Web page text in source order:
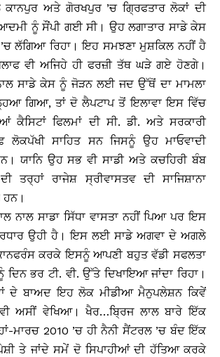
ਕਾਨਪੁਰ ਅਤੇ ਗੋਰਖਪੁਰ ’ਚ ਗ੍ਰਿਫਤਾਰ ਲੋਕਾਂ ਦੀ
ਆਦਮੀ ਨੂੰ ਸੌਂਪੀ ਗਈ ਸੀ। ਉਹ ਲਗਾਤਾਰ ਸਾਡੇ ਕੇਸ
ਲੱਗਿਆ ਰਿਹਾ। ਇਹ ਸਮਝਣਾ ਮੁਸ਼ਕਿਲ ਨਹੀਂ ਹੈ
ਵੀ ਅਜਿਹੇ ਹੀ ਫਰਜ਼ੀ ਤੱਥ ਘੜੇ ਗਏ ਹੋਣਗੇ।
ਸਾਡੇ ਕੇਸ ਨੂੰ ਜੋੜਨ ਲਈ ਜਦ ਉੱਥੋਂ ਦਾ ਮਾਮਲਾ
ਗਿਆ, ਤਾਂ ਦੋ ਲੈਪਟਾਪ ਤੋਂ ਇਲਾਵਾ ਇਸ ਵਿੱਚ
ਕੈਸਿਟਾਂ ਫਿਲਮਾਂ ਦੀ ਸੀ. ਡੀ. ਅਤੇ ਸਰਕਾਰੀ
ਲੋਕਪੱਖੀ ਸਾਹਿਤ ਸਨ ਜਿਸਨੂੰ ਉਹ ਮਾਓਵਾਦੀ
ਯਾਨਿ ਉਹ ਸਭ ਵੀ ਸਾਡੀ ਅਤੇ ਕਚਹਿਰੀ ਬੰਬ
ਤਰ੍ਹਾਂ ਰਾਜੇਸ਼ ਸ੍ਰੀਵਾਸਤਵ ਦੀ ਸਾਜਿਸ਼ਾਨਾ
ਹਨ।
ਨਾਲ ਸਾਡਾ ਸਿੱਧਾ ਵਾਸਤਾ ਨਹੀਂ ਪਿਆ ਪਰ ਇਸ
ਉਹੀ ਹੈ। ਇਸ ਲਈ ਸਾਡੇ ਅਗਵਾ ਦੇ ਅਗਲੇ
ਕਰਕੇ ਇਸਨੂੰ ਆਪਣੀ ਬਹੁਤ ਵੱਡੀ ਸਫਲਤਾ
ਦਿਨ ਭਰ ਟੀ. ਵੀ. ਉੱਤੇ ਦਿਖਾਇਆ ਜਾਂਦਾ ਰਿਹਾ।
ਦੇ ਬਾਅਦ ਇਹ ਲੋਕ ਮੀਡੀਆ ਮੈਨੁਪਲੇਸ਼ਨ ਕਿਵੇਂ
ਅਸੀਂ ਵੇਖਿਆ। ਖੈਰ…ਬ੍ਰਿਜ ਲਾਲ ਬਾਰੇ ਇੱਕ
ਮਾਰਚ 2010 ’ਚ ਹੀ ਨੈਨੀ ਸੈਂਟਰਲ ’ਚ ਬੰਦ ਇੱਕ
ਤੇ ਜਾਂਦੇ ਸਮੇਂ ਦੋ ਸਿਪਾਹੀਆਂ ਦੀ ਹੱਤਿਆ ਕਰਕੇ